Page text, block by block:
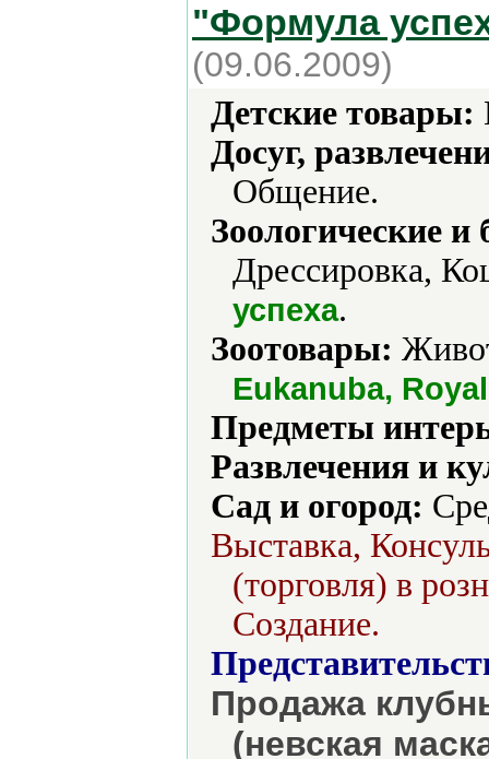
"Формула
(09.06.2009)
Детские товары:
Досуг,
Общение.
Зоологические и
Дрессировка,
успеха.
Зоотовары:
Eukanuba,
Предметы
Развлечения и
Сад и огород:
Выставка,
(торговля) в
Создание.
Продажа
(невская